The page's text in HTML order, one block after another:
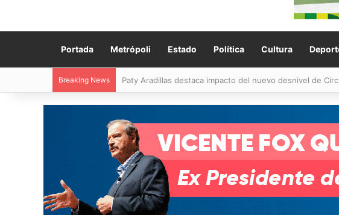
Portada Metrópoli Estado Política Cultura
Breaking News Villa de Pozos reporta reducción del 50 % en incendios